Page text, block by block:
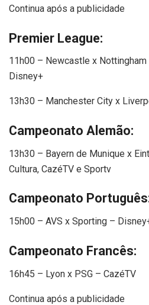
Continua após a publicidade
Premier League:
11h00 – Newcastle x
Disney+
13h30 – Manchester City x
Campeonato Alemão:
13h30 – Bayern de Munique x
Cultura, CazéTV e Sportv
Campeonato
15h00 – AVS x Sporting –
Campeonato Francês:
16h45 – Lyon x PSG – CazéTV
Continua após a publicidade